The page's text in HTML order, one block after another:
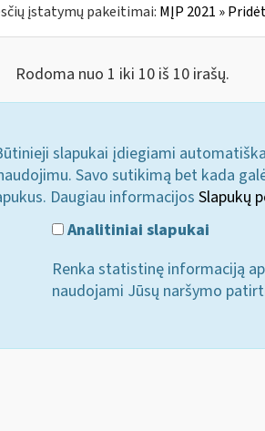
įstatymų pakeitimai: MĮP 2021 »
Rodoma nuo 1 iki 10 iš 10 irašų.
slapukai įdiegiami
Savo sutikimą bet kada
Daugiau informacijos Slapukų
Analitiniai slapukai
Renka statistinę informaciją
naudojami Jūsų naršymo